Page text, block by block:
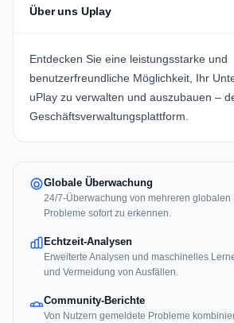
Über uns Uplay
Entdecken Sie eine leistungsstarke und
benutzerfreundliche Möglichkeit, Ihr
uPlay zu verwalten und auszubauen –
Geschäftsverwaltungsplattform.
Globale Überwachung
24/7-Überwachung von mehreren globalen
Probleme sofort zu erkennen.
Echtzeit-Analysen
Erweiterte Analysen und maschinelles
und Vermeidung von Ausfällen.
Community-Berichte
Von Nutzern gemeldete Probleme